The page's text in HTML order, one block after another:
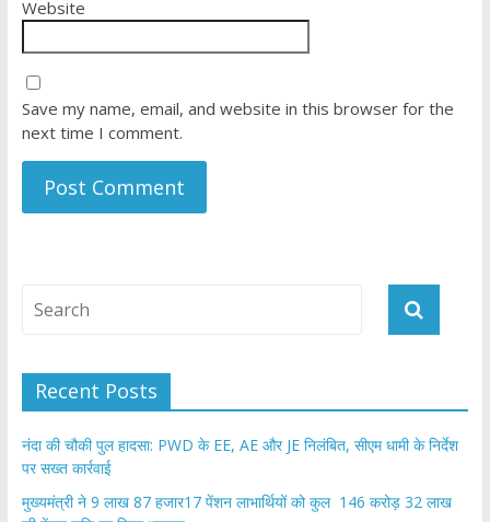
Website
Save my name, email, and website in this browser for the
next time I comment.
Recent Posts
नंदा की चौकी पुल हादसा: PWD के EE, AE और JE निलंबित, सीएम धामी के निर्देश
पर सख्त कार्रवाई
मुख्यमंत्री ने 9 लाख 87 हजार17 पेंशन लाभार्थियों को कुल 146 करोड़ 32 लाख